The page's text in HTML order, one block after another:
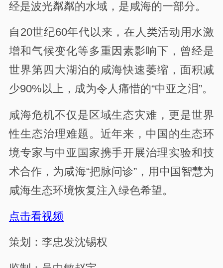
经是波光粼粼的水域，是咸海的一部分。
自20世纪60年代以来，在人类活动用水激
增和气候变化等多重因素影响下，曾经是
世界第四大湖泊的咸海快速萎缩，面积减
少90%以上，成为令人痛惜的“中亚之泪”。
咸海危机不仅是区域生态灾难，更是世界
性生态治理难题。近年来，中国的生态环
境专家与中亚国家携手开展治理实验和技
术合作，为咸海“把脉问诊”，用中国智慧为
咸海生态环境恢复注入绿色希望。
点击看视频
策划：李忠发沈锡权